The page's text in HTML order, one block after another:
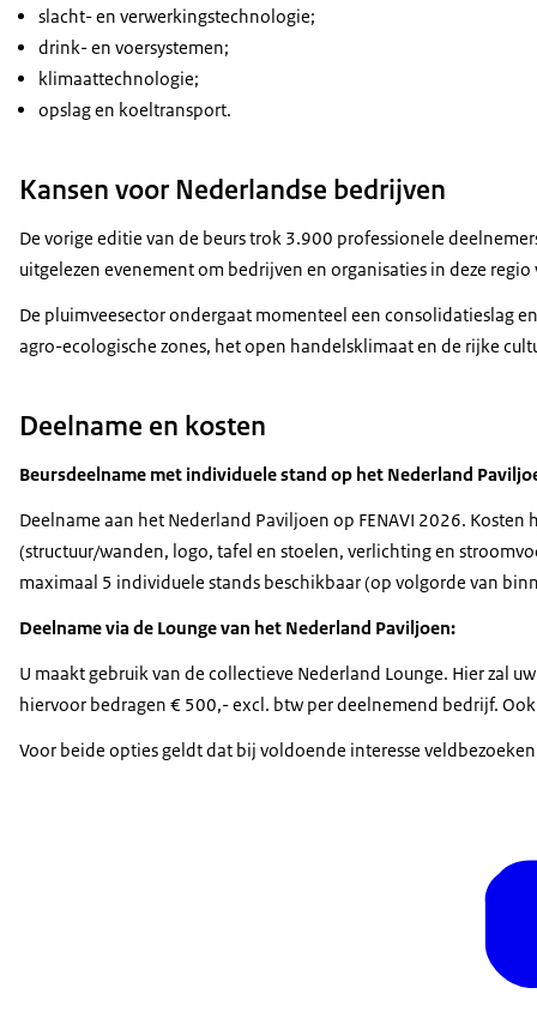
slacht- en verwerkingstechnologie;
drink- en voersystemen;
klimaattechnologie;
opslag en koeltransport.
Kansen voor Nederlandse bedrijven
De vorige editie van de beurs trok 3.900 professionele
uitgelezen evenement om bedrijven en organisaties in deze
De pluimveesector ondergaat momenteel een consolidatieslag
agro-ecologische zones, het open handelsklimaat en de rijke
Deelname en kosten
Beursdeelname met individuele stand op het Nederland
Deelname aan het Nederland Paviljoen op FENAVI 2026.
(structuur/wanden, logo, tafel en stoelen, verlichting en
maximaal 5 individuele stands beschikbaar (op volgorde van
Deelname via de Lounge van het Nederland Paviljoen:
U maakt gebruik van de collectieve Nederland Lounge. Hier zal
hiervoor bedragen € 500,- excl. btw per deelnemend bedrijf.
Voor beide opties geldt dat bij voldoende interesse